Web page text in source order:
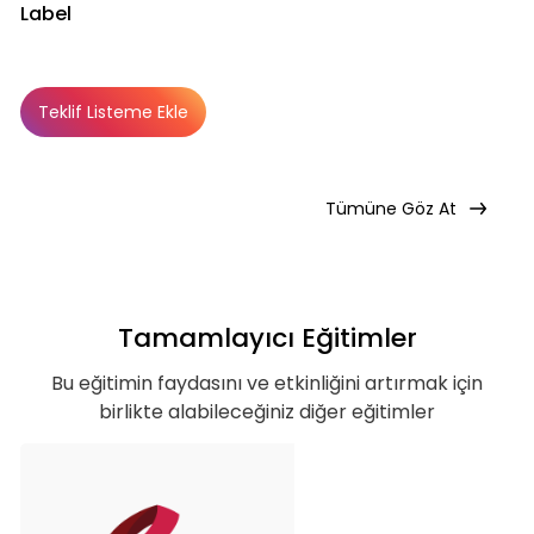
Basic
Basic
Premium
Abonelik Dışı
Label
Teklif Listeme Ekle
Tümüne Göz At
Tamamlayıcı Eğitimler
Bu eğitimin faydasını ve etkinliğini artırmak için
birlikte alabileceğiniz diğer eğitimler
Kurumun temelde ihtiyaç duyacağı, hem
özel hem de iş hayatı için gerekli
olabilecek, ana konuları ve yetkinlikleri
Basic Paketi Kapsar